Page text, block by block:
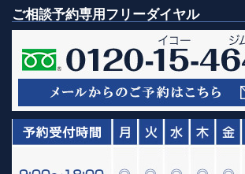
ご相談予約専用フリーダイヤル